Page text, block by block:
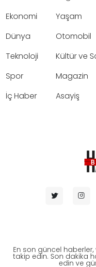
Ekonomi
Dünya
Teknoloji
Spor
İç Haber
Yaşam
Otomobil
Kültür ve
Magazin
Asayiş
En son güncel
takip edin. Son dakika
edin ve